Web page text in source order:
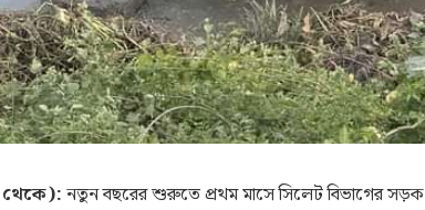
থেকে):নতুন বছরের শুরুতে প্রথম মাসে সিলেট বিভাগের সড়ক